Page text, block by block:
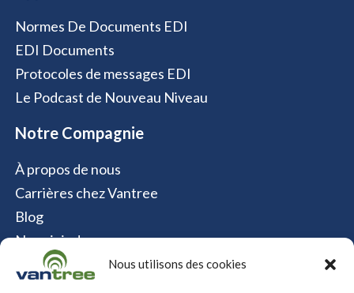
Nous utilisons des cookies
Normes De Documents EDI
EDI Documents
Protocoles de messages EDI
Le Podcast de Nouveau Niveau
Notre Compagnie
À propos de nous
Carrières chez Vantree
Blog
Nous joindre
Politique relative aux cookies